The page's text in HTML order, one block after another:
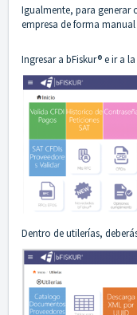
Igualmente, para generar
empresa de forma manual
Ingresar a bFiskur® e ir a
Dentro de utilerías,